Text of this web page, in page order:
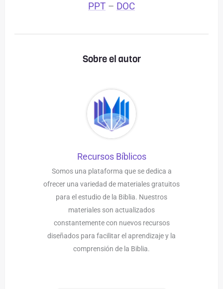
PPT – DOC
Sobre el autor
Recursos Bíblicos
Somos una plataforma que se dedica a
ofrecer una variedad de materiales gratuitos
para el estudio de la Biblia. Nuestros
materiales son actualizados
constantemente con nuevos recursos
diseñados para facilitar el aprendizaje y la
comprensión de la Biblia.